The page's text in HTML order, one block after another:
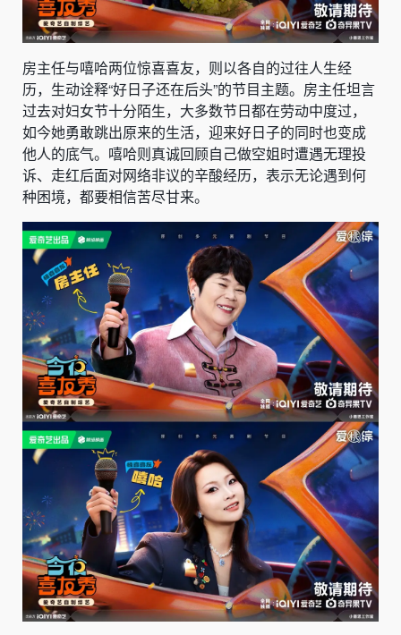
房主任与嘻哈两位惊喜喜友，则以各自的过往人生经
历，生动诠释“好日子还在后头”的节目主题。房主任坦言
过去对妇女节十分陌生，大多数节日都在劳动中度过，
如今她勇敢跳出原来的生活，迎来好日子的同时也变成
他人的底气。嘻哈则真诚回顾自己做空姐时遭遇无理投
诉、走红后面对网络非议的辛酸经历，表示无论遇到何
种困境，都要相信苦尽甘来。